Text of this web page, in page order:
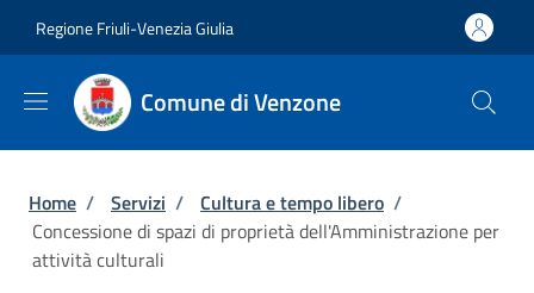
Regione Friuli-Venezia Giulia
Comune di Venzone
Briciole di pane
Home / Servizi / Cultura e tempo libero /
Concessione di spazi di proprietà dell'Amministrazione per
attività culturali